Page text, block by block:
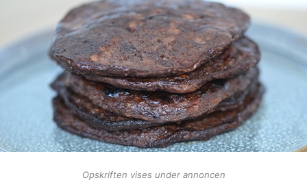
Opskriften vises under annoncen